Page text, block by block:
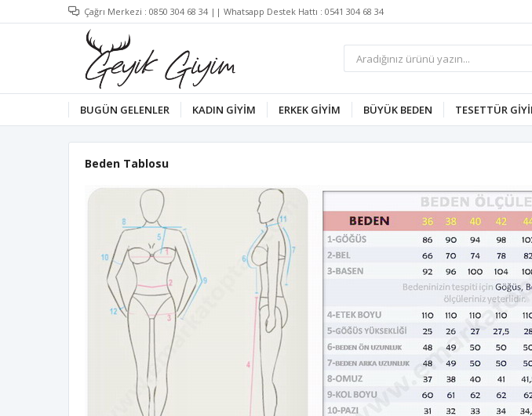
Çağrı Merkezi : 0850 304 68 34 || Whatsapp Destek Hattı : 0541 304 68 34
BUGÜN GELENLER KADIN GİYİM ERKEK GİYİM BÜYÜK BEDEN TESETTÜR
Beden Tablosu